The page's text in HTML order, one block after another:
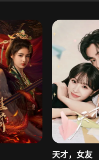
天才，女友